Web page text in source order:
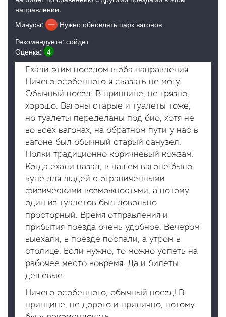
направлении.
Минусы:
Нужно обновлять парк вагонов
Рекомендуете: сойдет
Оценка: 4
Ехали этим поездом в оба направления.
Ничего особенного я сказать не могу.
Обычный поезд. В принципе, не грязно,
хорошо. Вагоны старые и туалеты тоже,
но туалеты переделаны под био, хотя не
во всех вагонах, на обратном пути у нас в
вагоне был обычный старый санузел.
Полки традиционно коричневый кожзам.
Когда ехали назад, в нашем вагоне было
купе для людей с ограниченными
физическими возможностями, а потому
один из туалетов был довольно
просторный. Время отправления и
прибытия поезда очень удобное. Вечером
выехали, в поезде поспали, а утром в
столице. Если нужно, то можно успеть на
рабочее место вовремя. Да и билеты
дешевые.
Ничего особенного, обычный поезд! В
принципе, не дорого и прилично, потому